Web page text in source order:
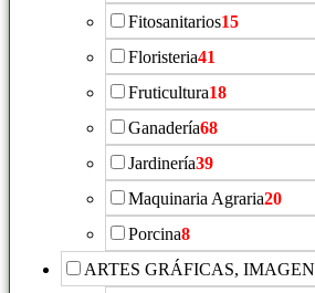
Fitosanitarios15
Floristeria41
Fruticultura18
Ganadería68
Jardinería39
Maquinaria Agraria20
Porcina8
ARTES GRÁFICAS,